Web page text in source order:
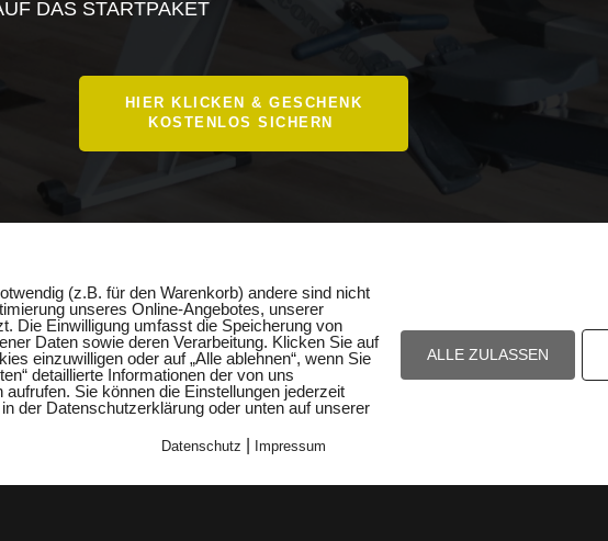
DAS STARTPAKET
HIER KLICKEN & GESCHENK
KOSTENLOS SICHERN
(z.B. für den Warenkorb) andere sind nicht
unseres Online-Angebotes, unserer
Die Einwilligung umfasst die Speicherung von
Daten sowie deren Verarbeitung. Klicken Sie auf
einzuwilligen oder auf „Alle ablehnen“, wenn Sie
detaillierte Informationen der von uns
Sie können die Einstellungen jederzeit
der Datenschutzerklärung oder unten auf unserer
ALLE ZULASSEN
Datenschutz Impressum